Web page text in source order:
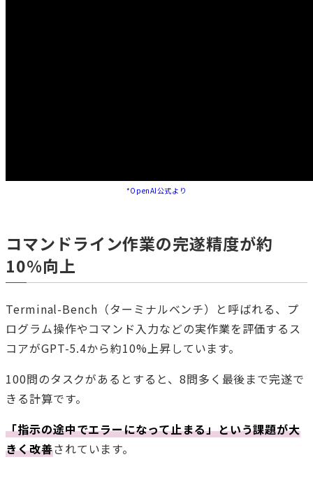
*OpenAI公式より
コマンドライン作業の完遂精度が約
10%向上
Terminal-Bench（ターミナルベンチ）と呼ばれる、プ
ログラム操作やコマンド入力などの実作業を評価するス
コアがGPT-5.4から約10%上昇しています。
100問のタスクがあるとすると、8問多く最後まで完遂で
きる計算です。
「指示の途中でエラーになって止まる」という課題が大
きく改善されています。